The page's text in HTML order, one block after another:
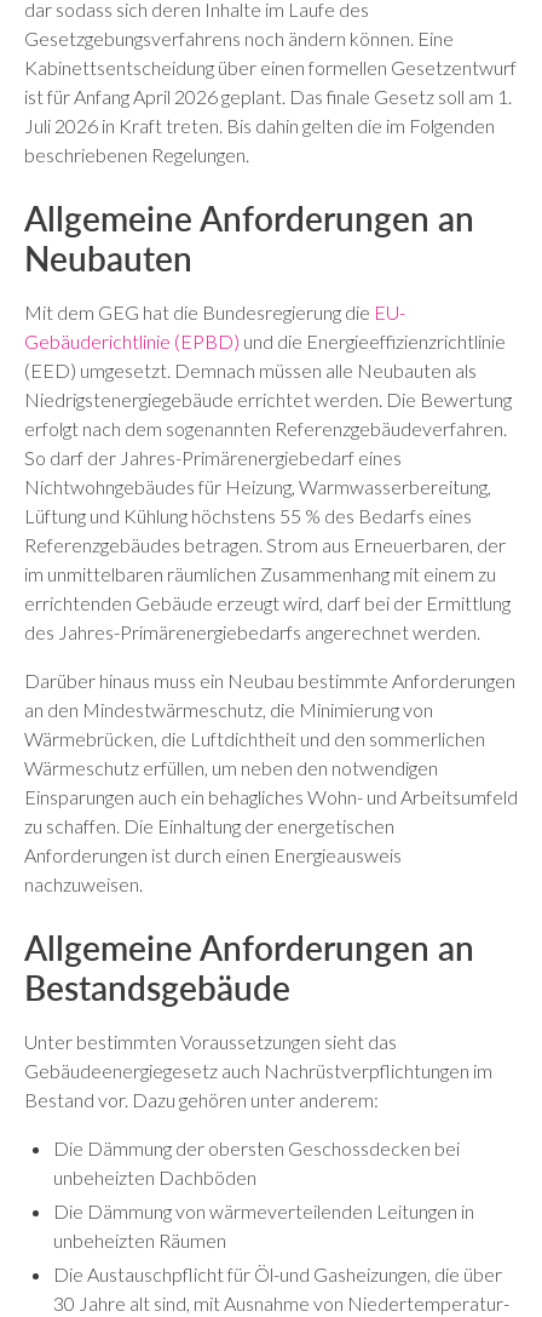
dar sodass sich deren Inhalte im Laufe des
Gesetzgebungsverfahrens noch ändern können. Eine
Kabinettsentscheidung über einen formellen Gesetzentwurf
ist für Anfang April 2026 geplant. Das finale Gesetz soll am 1.
Juli 2026 in Kraft treten. Bis dahin gelten die im Folgenden
beschriebenen Regelungen.
Allgemeine Anforderungen an
Neubauten
Mit dem GEG hat die Bundesregierung die EU-
Gebäuderichtlinie (EPBD) und die Energieeffizienzrichtlinie
(EED) umgesetzt. Demnach müssen alle Neubauten als
Niedrigstenergiegebäude errichtet werden. Die Bewertung
erfolgt nach dem sogenannten Referenzgebäudeverfahren.
So darf der Jahres-Primärenergiebedarf eines
Nichtwohngebäudes für Heizung, Warmwasserbereitung,
Lüftung und Kühlung höchstens 55 % des Bedarfs eines
Referenzgebäudes betragen. Strom aus Erneuerbaren, der
im unmittelbaren räumlichen Zusammenhang mit einem zu
errichtenden Gebäude erzeugt wird, darf bei der Ermittlung
des Jahres-Primärenergiebedarfs angerechnet werden.
Darüber hinaus muss ein Neubau bestimmte Anforderungen
an den Mindestwärmeschutz, die Minimierung von
Wärmebrücken, die Luftdichtheit und den sommerlichen
Wärmeschutz erfüllen, um neben den notwendigen
Einsparungen auch ein behagliches Wohn- und Arbeitsumfeld
zu schaffen. Die Einhaltung der energetischen
Anforderungen ist durch einen Energieausweis
nachzuweisen.
Allgemeine Anforderungen an
Bestandsgebäude
Unter bestimmten Voraussetzungen sieht das
Gebäudeenergiegesetz auch Nachrüstverpflichtungen im
Bestand vor. Dazu gehören unter anderem:
Die Dämmung der obersten Geschossdecken bei
unbeheizten Dachböden
Die Dämmung von wärmeverteilenden Leitungen in
unbeheizten Räumen
Die Austauschpflicht für Öl-und Gasheizungen, die über
30 Jahre alt sind, mit Ausnahme von Niedertemperatur-